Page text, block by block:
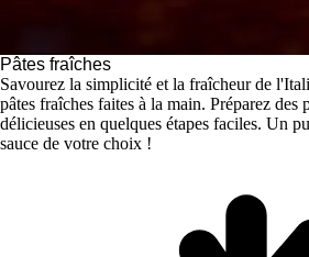
Pâtes fraîches
Savourez la simplicité et la fraîcheur de
pâtes fraîches faites à la main. Préparez des
délicieuses en quelques étapes faciles. Un
sauce de votre choix !